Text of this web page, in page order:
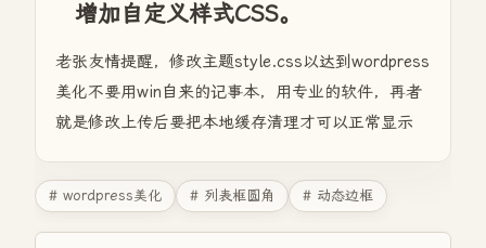
增加自定义样式CSS。
老张友情提醒，修改主题style.css以达到wordpress
美化不要用win自来的记事本，用专业的软件，再者
就是修改上传后要把本地缓存清理才可以正常显示
# wordpress美化 # 列表框圆角 # 动态边框